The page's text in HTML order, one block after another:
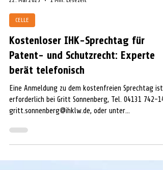
Extern
22. Mai 2025
1 Min. Lesezeit
CELLE
Kostenloser IHK-Sprechtag für
Patent- und Schutzrecht: Experte
berät telefonisch
Eine Anmeldung zu dem kostenfreien Sprechtag ist
erforderlich bei Gritt Sonnenberg, Tel. 04131 742-